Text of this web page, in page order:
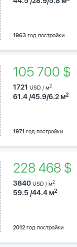
1963год постройки
105 700 $
1721 USD / м2
61.4 /45.9/6.2 м2
1971 год постройки
228 468 $
3840 USD / м2
59.5 /44.4 м2
2012год постройки